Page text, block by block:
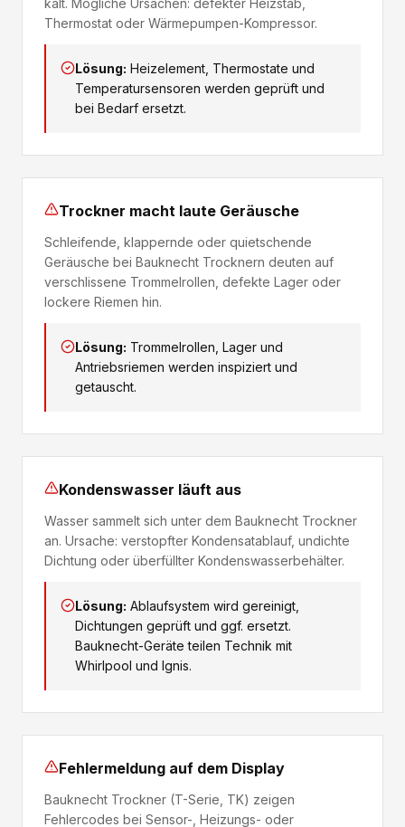
Thermostat oder Wärmepumpen-Kompressor.
Lösung: Heizelement, Thermostate und
Temperatursensoren werden geprüft und
bei Bedarf ersetzt.
Trockner macht laute Geräusche
Schleifende, klappernde oder quietschende
Geräusche bei Bauknecht Trocknern deuten auf
verschlissene Trommelrollen, defekte Lager oder
lockere Riemen hin.
Lösung: Trommelrollen, Lager und
Antriebsriemen werden inspiziert und
getauscht.
Kondenswasser läuft aus
Wasser sammelt sich unter dem Bauknecht Trockner
an. Ursache: verstopfter Kondensatablauf, undichte
Dichtung oder überfüllter Kondenswasserbehälter.
Lösung: Ablaufsystem wird gereinigt,
Dichtungen geprüft und ggf. ersetzt.
Bauknecht-Geräte teilen Technik mit
Whirlpool und Ignis.
Fehlermeldung auf dem Display
Bauknecht Trockner (T-Serie, TK) zeigen
Fehlercodes bei Sensor-, Heizungs- oder